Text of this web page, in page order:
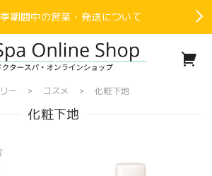
期間中の営業・発送について
ー コスメ 化粧下地
化粧下地